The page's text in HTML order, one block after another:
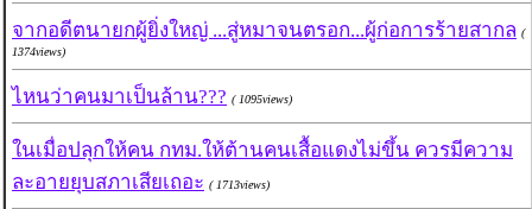
จากอดีตนายกผู้ยิ่งใหญ่ ...สู่หมาจนตรอก...ผู้ก่อการร้ายสากล (
1374views)
ไหนว่าคนมาเป็นล้าน??? ( 1095views)
ในเมื่อปลุกให้คน กทม.ให้ต้านคนเสื้อแดงไม่ขึ้น ควรมีความ
ละอายยุบสภาเสียเถอะ ( 1713views)